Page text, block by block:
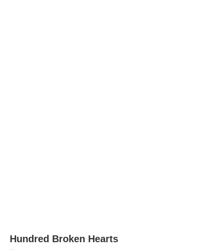
Hundred Broken Hearts